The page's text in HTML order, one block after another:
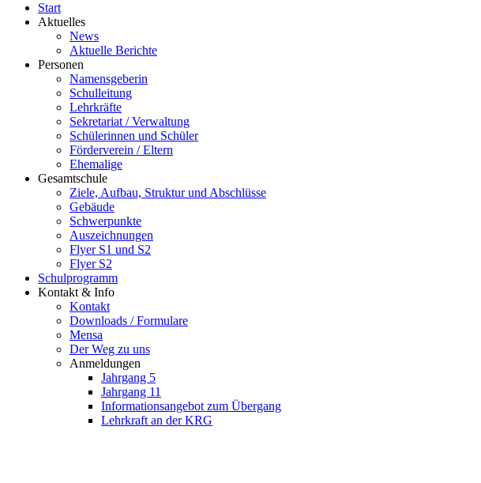
Start
Aktuelles
News
Aktuelle Berichte
Personen
Namensgeberin
Schulleitung
Lehrkräfte
Sekretariat / Verwaltung
Schülerinnen und Schüler
Förderverein / Eltern
Ehemalige
Gesamtschule
Ziele, Aufbau, Struktur und Abschlüsse
Gebäude
Schwerpunkte
Auszeichnungen
Flyer S1 und S2
Flyer S2
Schulprogramm
Kontakt & Info
Kontakt
Downloads / Formulare
Mensa
Der Weg zu uns
Anmeldungen
Jahrgang 5
Jahrgang 11
Informationsangebot zum Übergang
Lehrkraft an der KRG